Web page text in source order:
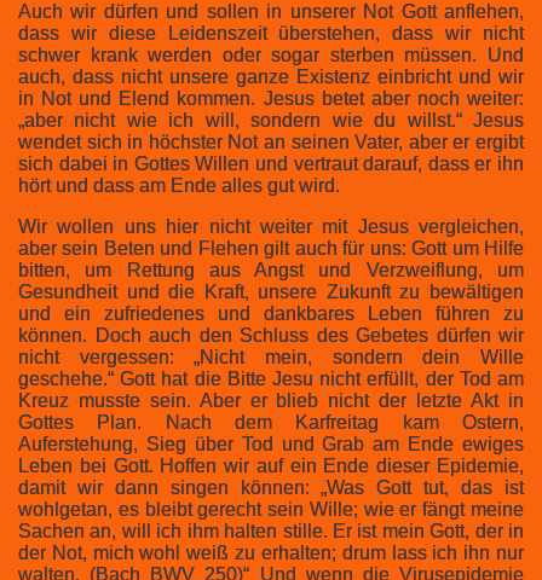
Auch wir dürfen und sollen in unserer Not Gott anflehen,
dass wir diese Leidenszeit überstehen, dass wir nicht
schwer krank werden oder sogar sterben müssen. Und
auch, dass nicht unsere ganze Existenz einbricht und wir
in Not und Elend kommen. Jesus betet aber noch weiter:
„aber nicht wie ich will, sondern wie du willst.“ Jesus
wendet sich in höchster Not an seinen Vater, aber er ergibt
sich dabei in Gottes Willen und vertraut darauf, dass er ihn
hört und dass am Ende alles gut wird.
Wir wollen uns hier nicht weiter mit Jesus vergleichen,
aber sein Beten und Flehen gilt auch für uns: Gott um Hilfe
bitten, um Rettung aus Angst und Verzweiflung, um
Gesundheit und die Kraft, unsere Zukunft zu bewältigen
und ein zufriedenes und dankbares Leben führen zu
können. Doch auch den Schluss des Gebetes dürfen wir
nicht vergessen: „Nicht mein, sondern dein Wille
geschehe.“ Gott hat die Bitte Jesu nicht erfüllt, der Tod am
Kreuz musste sein. Aber er blieb nicht der letzte Akt in
Gottes Plan. Nach dem Karfreitag kam Ostern,
Auferstehung, Sieg über Tod und Grab am Ende ewiges
Leben bei Gott. Hoffen wir auf ein Ende dieser Epidemie,
damit wir dann singen können: „Was Gott tut, das ist
wohlgetan, es bleibt gerecht sein Wille; wie er fängt meine
Sachen an, will ich ihm halten stille. Er ist mein Gott, der in
der Not, mich wohl weiß zu erhalten; drum lass ich ihn nur
walten. (Bach BWV 250)“ Und wenn die Virusepidemie